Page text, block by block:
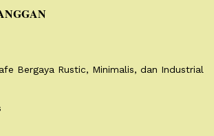
Bergaya Rustic, Minimalis, dan Industrial